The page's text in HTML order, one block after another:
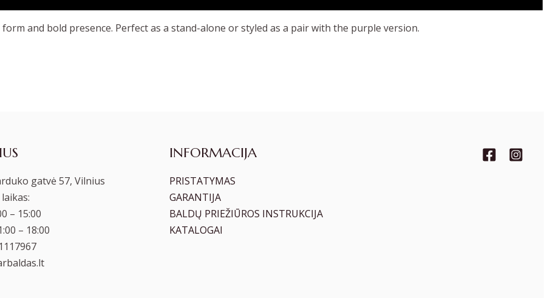
and bold presence. Perfect as a stand-alone or styled as a pair with the purple version.
gatvė 57, Vilnius
– 15:00
– 18:00
INFORMACIJA
PRISTATYMAS
GARANTIJA
BALDŲ PRIEŽIŪROS INSTRUKCIJA
KATALOGAI